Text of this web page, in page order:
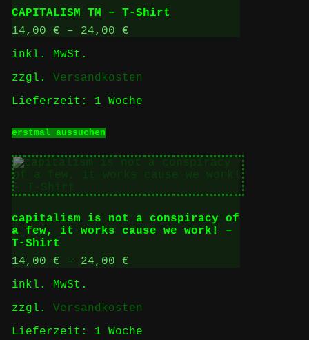
Die
Optionen
Produktseite
werden
CAPITALISM TM – T-Shirt
14,00 € – 24,00 €
inkl. MwSt.
zzgl. Versandkosten
Lieferzeit: 1 Woche
erstmal aussuchenProdukt
mehrere
Varianten
Die
können
auf
Produktseite
capitalism is not a conspiracy of
a few, it works cause we work! –
T-Shirt
14,00 € – 24,00 €
inkl. MwSt.
zzgl. Versandkosten
Lieferzeit: 1 Woche